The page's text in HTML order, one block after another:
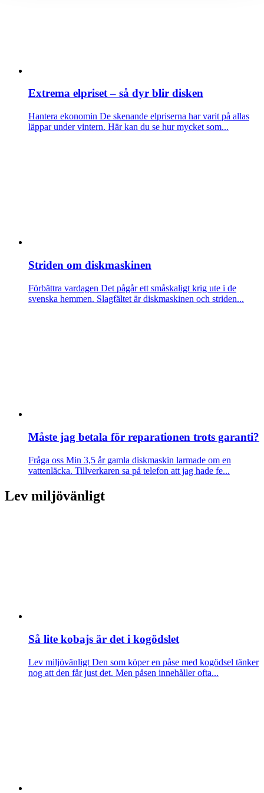
Extrema elpriset – så dyr blir disken
Hantera ekonomin De skenande elpriserna har varit på allas
läppar under vintern. Här kan du se hur mycket som...
Striden om diskmaskinen
Förbättra vardagen Det pågår ett småskaligt krig ute i de
svenska hemmen. Slagfältet är diskmaskinen och striden...
Måste jag betala för reparationen trots garanti?
Fråga oss Min 3,5 år gamla diskmaskin larmade om en
vattenläcka. Tillverkaren sa på telefon att jag hade fe...
Lev miljövänligt
Så lite kobajs är det i kogödslet
Lev miljövänligt Den som köper en påse med kogödsel tänker
nog att den får just det. Men påsen innehåller ofta...